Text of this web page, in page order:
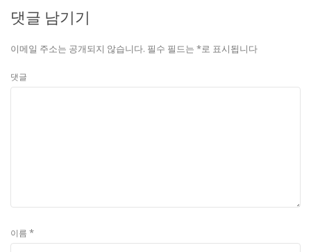
댓글 남기기
이메일 주소는 공개되지 않습니다. 필수 필드는 *로 표시됩니다
댓글
이름 *